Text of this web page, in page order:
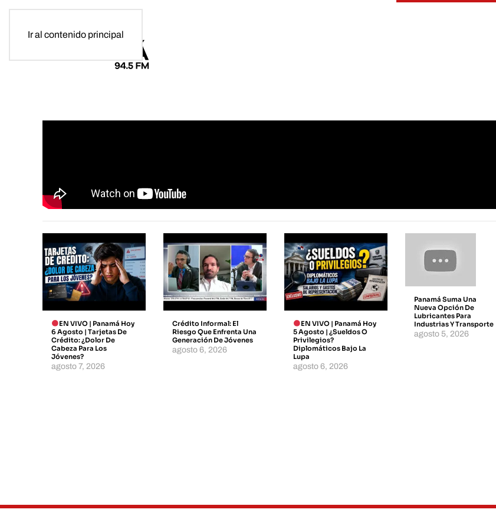
Ir al contenido principal
EN VIVO | Panamá Hoy
6 Agosto | Tarjetas De
Crédito: ¿dolor De
Cabeza Para Los
Jóvenes?
agosto 7, 2026
Crédito Informal: El
Riesgo Que Enfrenta Una
Generación De Jóvenes
agosto 6, 2026
EN VIVO | Panamá Hoy
5 Agosto | ¿Sueldos O
Privilegios?
Diplomáticos Bajo La
Lupa
agosto 6, 2026
Panamá Suma Una
Nueva Opción De
Lubricantes Para
Industrias Y Transporte
agosto 5, 2026